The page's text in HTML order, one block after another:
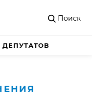
Поиск
ДЕПУТАТОВ